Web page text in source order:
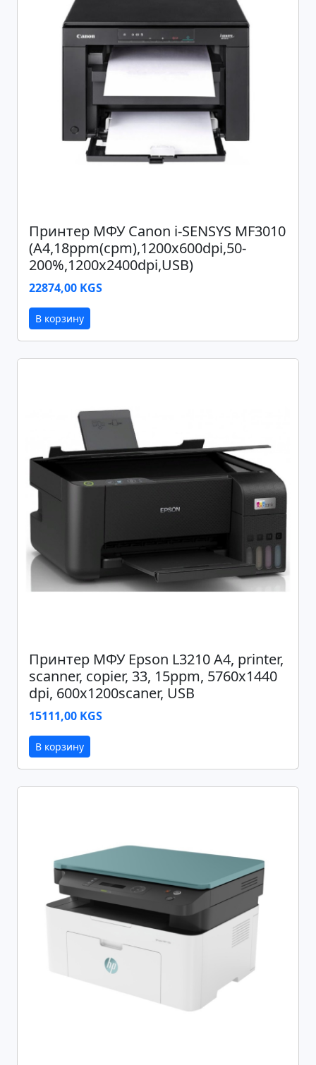
Принтер МФУ Canon i-SENSYS MF3010
(A4,18ppm(cpm),1200x600dpi,50-
200%,1200x2400dpi,USB)
22874,00 KGS
В корзину
Принтер МФУ Epson L3210 A4, printer,
scanner, copier, 33, 15ppm, 5760x1440
dpi, 600x1200scaner, USB
15111,00 KGS
В корзину